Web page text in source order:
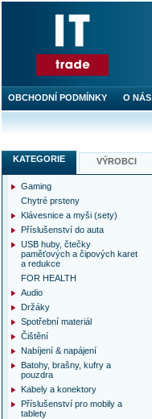
KATEGORIE VÝROBCI
Gaming
Chytré prsteny
Klávesnice a myši (sety)
Příslušenství do auta
USB huby, čtečky
paměťových a čipových karet
a redukce
FOR HEALTH
Audio
Držáky
Spotřební materiál
Čištění
Nabíjení & napájení
Batohy, brašny, kufry a
pouzdra
Kabely a konektory
Příslušenství pro mobily a
tablety
OBCHODNÍ PODMÍNKY O NÁS